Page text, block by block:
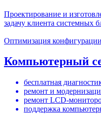
Проектирование и
задачу клиента системных
Оптимизация
Компьютерный
бесплатная
ремонт и
ремонт LCD-
поддержка